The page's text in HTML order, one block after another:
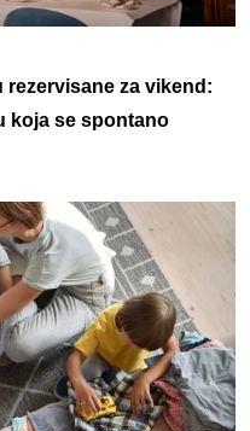
rezervisane za vikend:
koja se spontano